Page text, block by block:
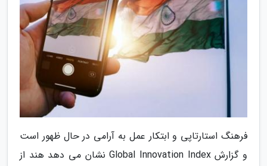
فرهنگ استارتاپی و ابتکار عمل به آرامی در حال ظهور است
و گزارش Global Innovation Index نشان می دهد هند از